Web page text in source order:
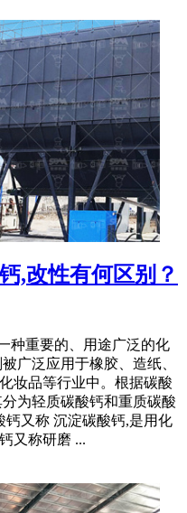
,改性有何区别？
种重要的、用途广泛的化
广泛应用于橡胶、造纸、
妆品等行业中。根据碳酸
为轻质碳酸钙和重质碳酸
又称 沉淀碳酸钙,是用化
又称研磨 ...